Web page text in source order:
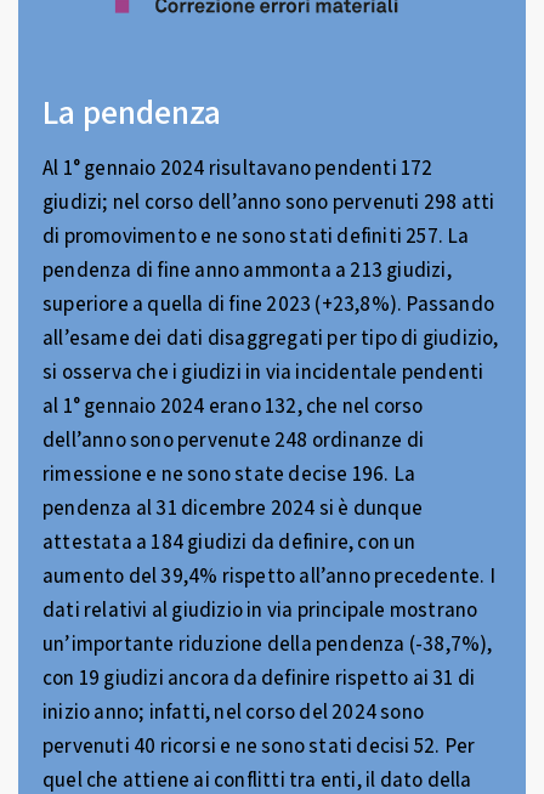
La pendenza
Al 1° gennaio 2024 risultavano pendenti 172
giudizi; nel corso dell’anno sono pervenuti 298 atti
di promovimento e ne sono stati definiti 257. La
pendenza di fine anno ammonta a 213 giudizi,
superiore a quella di fine 2023 (+23,8%). Passando
all’esame dei dati disaggregati per tipo di giudizio,
si osserva che i giudizi in via incidentale pendenti
al 1° gennaio 2024 erano 132, che nel corso
dell’anno sono pervenute 248 ordinanze di
rimessione e ne sono state decise 196. La
pendenza al 31 dicembre 2024 si è dunque
attestata a 184 giudizi da definire, con un
aumento del 39,4% rispetto all’anno precedente. I
dati relativi al giudizio in via principale mostrano
un’importante riduzione della pendenza (-38,7%),
con 19 giudizi ancora da definire rispetto ai 31 di
inizio anno; infatti, nel corso del 2024 sono
pervenuti 40 ricorsi e ne sono stati decisi 52. Per
quel che attiene ai conflitti tra enti, il dato della